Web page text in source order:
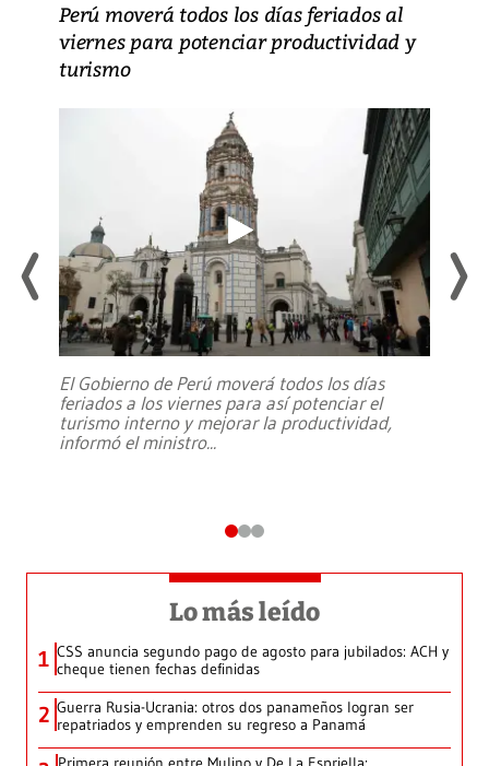
Perú moverá todos los días feriados al
viernes para potenciar productividad y
turismo
El Gobierno de Perú moverá todos los días
feriados a los viernes para así potenciar el
turismo interno y mejorar la productividad,
informó el ministro...
Lo más leído
1 CSS anuncia segundo pago de agosto para jubilados: ACH y
cheque tienen fechas definidas
2 Guerra Rusia-Ucrania: otros dos panameños logran ser
repatriados y emprenden su regreso a Panamá